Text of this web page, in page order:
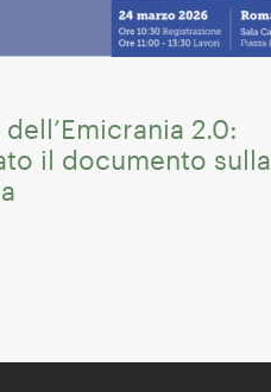
dell’Emicrania 2.0:
il documento sulla